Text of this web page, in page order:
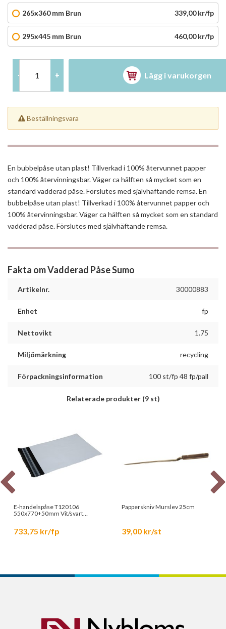
265x360 mm Brun 339,00 kr/fp
295x445 mm Brun 460,00 kr/fp
- + Lägg i varukorgen
Beställningsvara
En bubbelpåse utan plast! Tillverkad i 100% återvunnet papper
och 100% återvinningsbar. Väger ca hälften så mycket som en
standard vadderad påse. Förslutes med självhäftande remsa. En
bubbelpåse utan plast! Tillverkad i 100% återvunnet papper och
100% återvinningsbar. Väger ca hälften så mycket som en standard
vadderad påse. Förslutes med självhäftande remsa.
Fakta om Vadderad Påse Sumo
Artikelnr. 30000883
Enhet fp
Nettovikt 1.75
Miljömärkning recycling
Förpackningsinformation 100 st/fp 48 fp/pall
Relaterade produkter (9 st)
E-handelspåse T120106
550x770+50mm Vit/svart
733,75 kr/fp
Papperskniv Murslev 25cm
39,00 kr/st